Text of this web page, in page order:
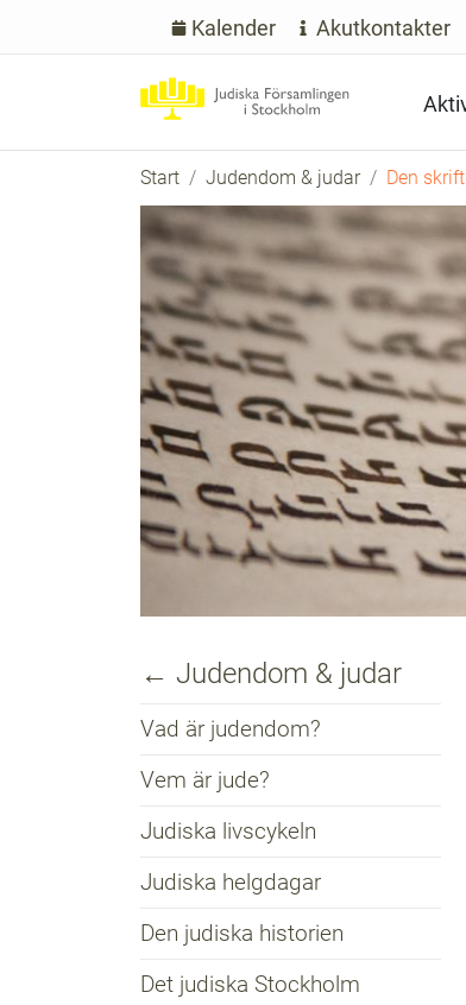
Kalender Akutkontakter
Start Judendom & judar Den
← Judendom & judar
Vad är judendom?
Vem är jude?
Judiska livscykeln
Judiska helgdagar
Den judiska historien
Det judiska Stockholm